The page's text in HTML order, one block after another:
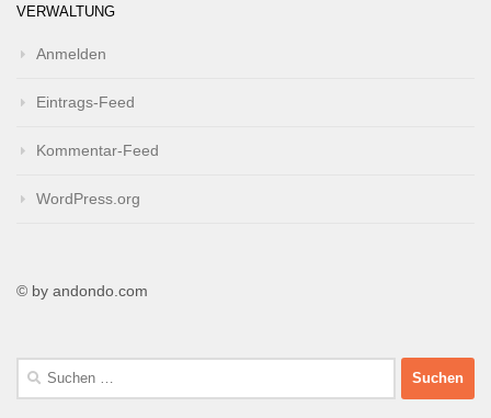
VERWALTUNG
Anmelden
Eintrags-Feed
Kommentar-Feed
WordPress.org
© by andondo.com
Suchen